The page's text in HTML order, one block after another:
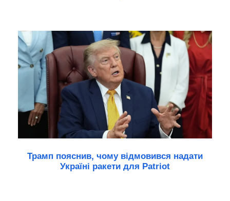
Трамп пояснив, чому відмовився надати
Україні ракети для Patriot